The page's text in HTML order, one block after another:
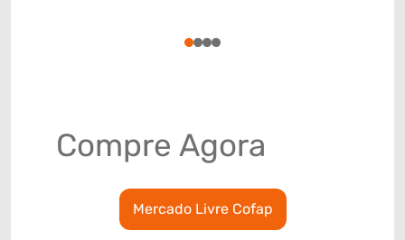
1234
Compre Agora
Mercado Livre Cofap